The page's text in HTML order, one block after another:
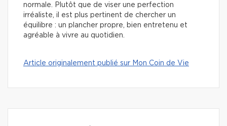
normale. Plutôt que de viser une perfection
irréaliste, il est plus pertinent de chercher un
équilibre : un plancher propre, bien entretenu et
agréable à vivre au quotidien.
Article originalement publié sur Mon Coin de Vie